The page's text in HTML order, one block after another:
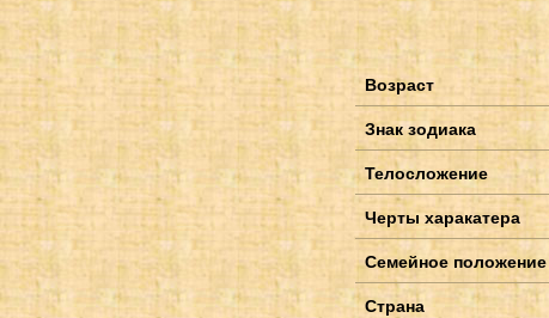
Возраст
Знак зодиака
Телосложение
Черты харакатера
Семейное положение
Страна